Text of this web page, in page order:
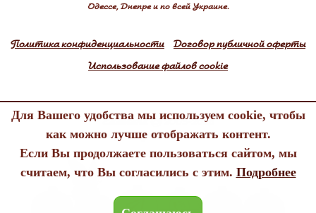
Одессе, Днепре и по всей Украине.
Политика конфиденциальности
Договор публичной оферты
Использование файлов cookie
Edenland © 2005-2026
All rights reserved
Для Вашего удобства мы используем cookie, чтобы
как можно лучше отображать контент.
Если Вы продолжаете пользоваться сайтом, мы
считаем, что Вы согласились с этим. Подробнее